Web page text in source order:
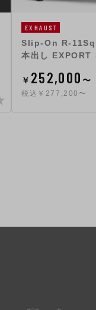
EXHAUST
Slip-On R-11Sq
本出し EXPORT
￥ 252,000 〜
税込￥277,200〜